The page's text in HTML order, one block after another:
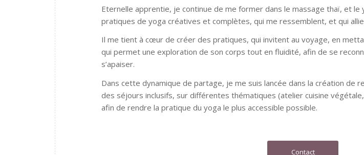
Eternelle apprentie, je continue de me former dans le massage thaï, et
pratiques de yoga créatives et complètes, qui me ressemblent, et qui
Il me tient à cœur de créer des pratiques, qui invitent au voyage, en
qui permet une exploration de son corps tout en fluidité, afin de se
s’apaiser.
Dans cette dynamique de partage, je me suis lancée dans la création de
des séjours inclusifs, sur différentes thématiques (atelier cuisine
afin de rendre la pratique du yoga le plus accessible possible.
Contact